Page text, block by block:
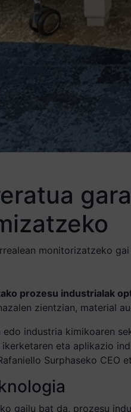
monitorizatzeko
prozesu industrialak
zientzian, material
industria kimikoaren
eta aplikazio
Surphaseko CEO
gailu bat da, prozesu